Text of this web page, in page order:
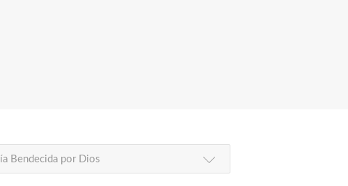
Bendecida por Dios